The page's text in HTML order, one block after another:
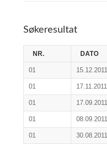
Søkeresultat
NR. DATO
01 15.12.2011
01 17.11.2011
01 17.09.2011
01 08.09.2011
01 30.08.2011